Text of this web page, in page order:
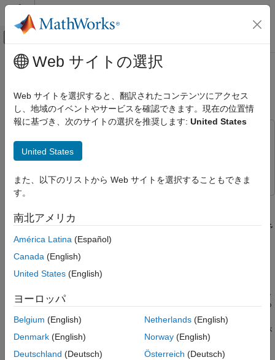
コンテンツへスキップ
オフキャンバス ナビゲーション メ
ドキュメンテーションのホーム
Deep Learning Toolbox
Simulink を使用した深層学習
深層ニューラル ネットワークのインポートと
外部のプラットフォームからの事前学習済みの
ネットワーク
PyTorch Model Predict ブロックを使用した
用意された Simulink モデルを開く
Simulink モデルの作成
モデル予測の可視化
参考
メインコンテンツ
PyTorch Model Predict ブロックを
使用した応答の予測
Deep Learning Toolbox
クを使用する方法を示します。ブロックは入力データを受け入
れ、Python® で実行される学習済み機械学習モデルを使用して予
測した応答を返します。MATLAB は、CPython とも呼ばれる
Python のリファレンス実装をサポートしています。Mac または
インストールされています。Windows® を使用する場合は、
トリビューションをインストールする必要があります。詳細につ
いては、Python を使用するためのシステムの構成を参照してく
モジュールが
インストールされている必要があります。
Web サイトの選択
Web サイトを選択すると、翻訳されたコンテンツにアクセス
し、地域のイベントやサービスを確認できます。現在の位置情
報に基づき、次のサイトの選択を推奨します: United States
United States
また、以下のリストから Web サイトを選択することもできま
す。
南北アメリカ
América Latina (Español)
Canada (English)
United States (English)
ヨーロッパ
Belgium (English)
Denmark (English)
Deutschland (Deutsch)
Netherlands(English)
Norway(English)
Österreich (Deutsch)